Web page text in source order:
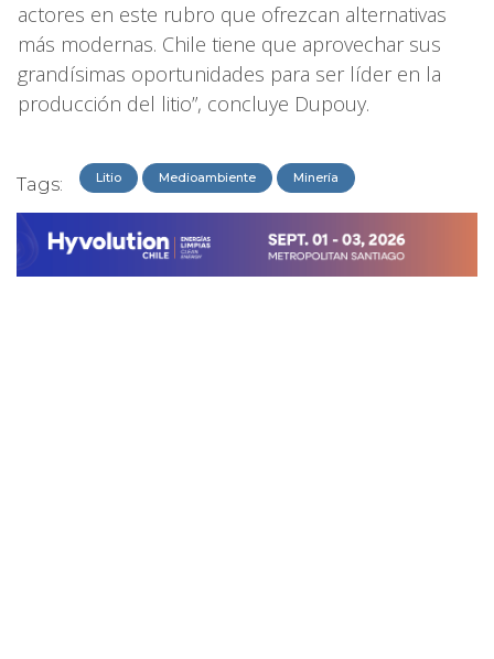
actores en este rubro que ofrezcan alternativas
más modernas. Chile tiene que aprovechar sus
grandísimas oportunidades para ser líder en la
producción del litio”, concluye Dupouy.
Tags: Litio Medioambiente Minería